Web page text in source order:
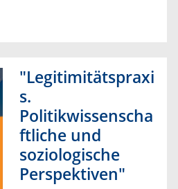
"Legitimitätspraxi
s.
Politikwissenscha
ftliche und
soziologische
Perspektiven"